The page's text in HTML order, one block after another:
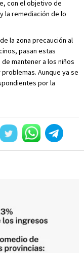
con el objetivo de
la remediación de lo
la zona precaución al
pasan estas
mantener a los niños
Aunque ya se
por la